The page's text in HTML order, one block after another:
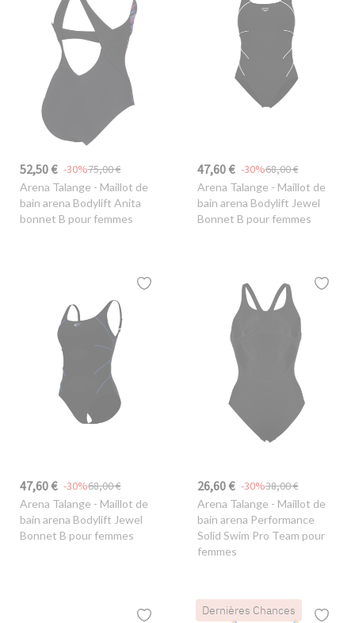
52,50 € 75,00 €
-30%
Arena Talange - Maillot de
bain arena Bodylift Anita
bonnet B pour femmes
47,60 € 68,00 €
-30%
Arena Talange - Maillot de
bain arena Bodylift Jewel
Bonnet B pour femmes
47,60 € 68,00 €
-30%
Arena Talange - Maillot de
bain arena Bodylift Jewel
Bonnet B pour femmes
26,60 € 38,00 €
-30%
Arena Talange - Maillot de
bain arena Performance
Solid Swim Pro Team pour
femmes
Dernières Chances